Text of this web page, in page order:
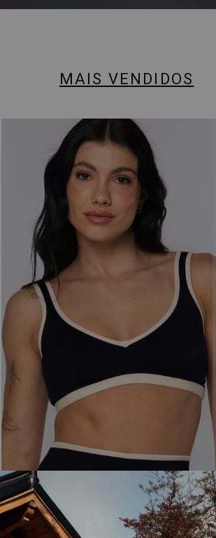
MAIS VENDIDOS
TOP ALÇAS LARGAS BOOST PRETO
HDN2209